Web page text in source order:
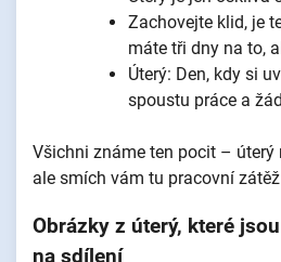
Zachovejte klid, je
máte tři dny na to,
Úterý: Den, kdy si
spoustu práce a
Všichni známe ten pocit –
ale smích vám tu pracovní
Obrázky z úterý, které
na sdílení